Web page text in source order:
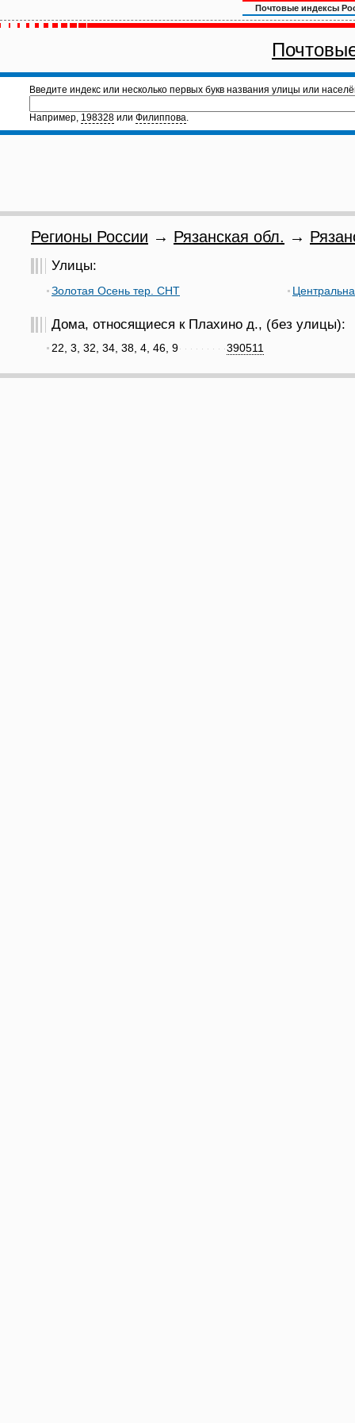
Почтовые индексы
Введите индекс или несколько первых букв названия улицы или
Например, 198328 или Филиппова.
Регионы России → Рязанская обл. →
Улицы:
Золотая Осень тер. СНТ
Дома, относящиеся к Плахино д., (без улицы):
390511
22, 3, 32, 34, 38, 4, 46, 9